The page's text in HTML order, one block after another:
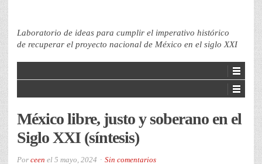
Laboratorio de ideas para cumplir el imperativo histórico
de recuperar el proyecto nacional de México en el siglo XXI
México libre, justo y soberano en el
Siglo XXI (síntesis)
Por ceen el 5 mayo, 2024 Sin comentarios